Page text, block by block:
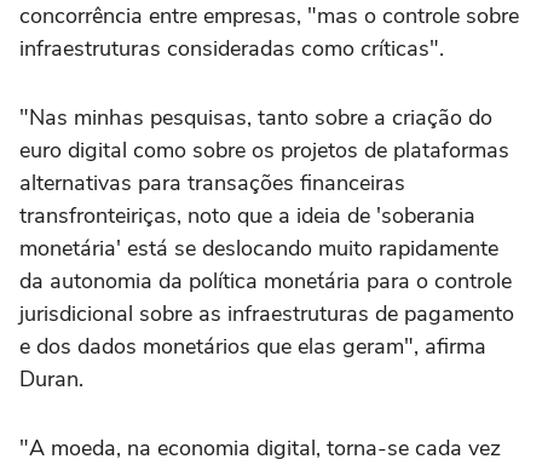
concorrência entre empresas, "mas o controle sobre
infraestruturas consideradas como críticas".
"Nas minhas pesquisas, tanto sobre a criação do
euro digital como sobre os projetos de plataformas
alternativas para transações financeiras
transfronteiriças, noto que a ideia de 'soberania
monetária' está se deslocando muito rapidamente
da autonomia da política monetária para o controle
jurisdicional sobre as infraestruturas de pagamento
e dos dados monetários que elas geram", afirma
Duran.
"A moeda, na economia digital, torna-se cada vez